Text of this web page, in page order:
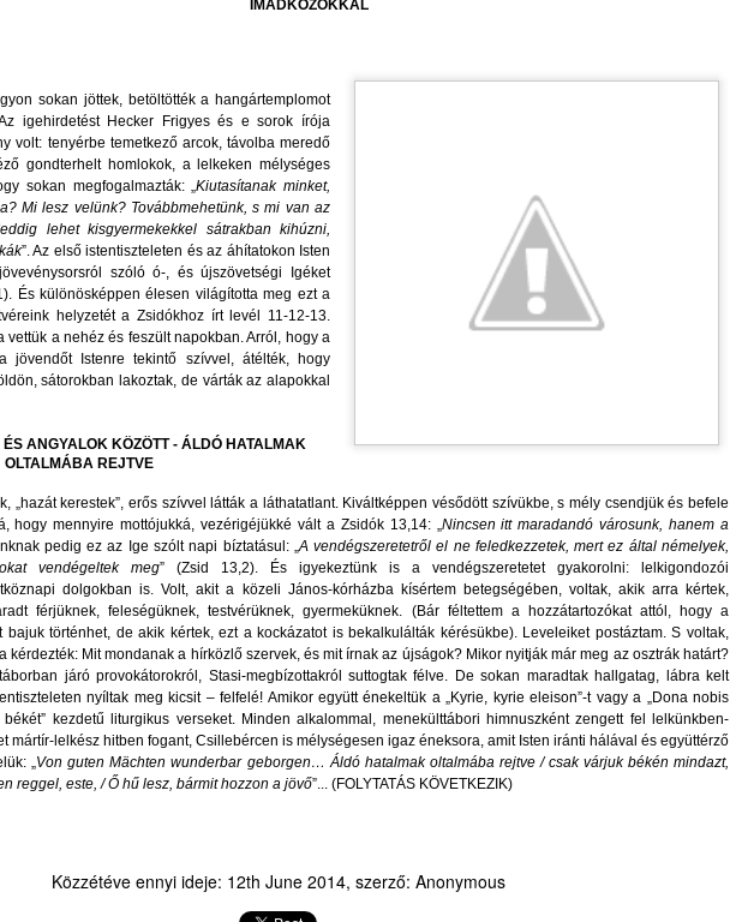
IMÁDKOZÓKKAL
sokan jöttek, betöltötték a hangártemplomot
igehirdetést Hecker Frigyes és e sorok írója
volt: tenyérbe temetkező arcok, távolba meredő
gondterhelt homlokok, a lelkeken mélységes
sokan megfogalmazták: „Kiutasítanak minket,
Mi lesz velünk? Továbbmehetünk, s mi van az
lehet kisgyermekekkel sátrakban kihúzni,
”. Az első istentiszteleten és az áhítatokon Isten
szóló ó-, és újszövetségi Igéket
És különösképpen élesen világította meg ezt a
helyzetét a Zsidókhoz írt levél 11-12-13.
vettük a nehéz és feszült napokban. Arról, hogy a
jövendőt Istenre tekintő szívvel, átélték, hogy
sátorokban lakoztak, de várták az alapokkal
ÉS ANGYALOK KÖZÖTT - ÁLDÓ HATALMAK
OLTALMÁBA REJTVE
„hazát kerestek”, erős szívvel látták a láthatatlant. Kiváltképpen vésődött szívükbe, s mély csendjük és befele
hogy mennyire mottójukká, vezérigéjükké vált a Zsidók 13,14: „Nincsen itt maradandó városunk, hanem a
pedig ez az Ige szólt napi bíztatásul: „A vendégszeretetről el ne feledkezzetek, mert ez által némelyek,
vendégeltek meg” (Zsid 13,2). És igyekeztünk is a vendégszeretetet gyakorolni: lelkigondozói
dolgokban is. Volt, akit a közeli János-kórházba kísértem betegségében, voltak, akik arra kértek,
férjüknek, feleségüknek, testvérüknek, gyermeküknek. (Bár féltettem a hozzátartozókat attól, hogy a
bajuk történhet, de akik kértek, ezt a kockázatot is bekalkulálták kérésükbe). Leveleiket postáztam. S voltak,
kérdezték: Mit mondanak a hírközlő szervek, és mit írnak az újságok? Mikor nyitják már meg az osztrák határt?
járó provokátorokról, Stasi-megbízottakról suttogtak félve. De sokan maradtak hallgatag, lábra kelt
nyíltak meg kicsit – felfelé! Amikor együtt énekeltük a „Kyrie, kyrie eleison”-t vagy a „Dona nobis
békét” kezdetű liturgikus verseket. Minden alkalommal, menekülttábori himnuszként zengett fel lelkünkben-
mártír-lelkész hitben fogant, Csillebércen is mélységesen igaz éneksora, amit Isten iránti hálával és együttérző
„Von guten Mächten wunderbar geborgen… Áldó hatalmak oltalmába rejtve / csak várjuk békén mindazt,
reggel, este, / Ő hű lesz, bármit hozzon a jövő”... (FOLYTATÁS KÖVETKEZIK)
Közzétéve ennyi ideje: 12th June 2014, szerző: Anonymous
egy vasárnapon legyen könyörgés és hálaadás
prédikátorokért
van alkalom és idő a gyülekezetekben, az Ige
4,2)
titeket hallgat, engem hallgat, és aki titeket megvet,
vet meg; és aki engem vet meg, azt veti meg,
engem elküldött
10,16)
Reformatus
egy vasárnapon legyen könyörgés és hálaadás
van alkalom és idő a gyülekezetekben, az Ige
TESTVÉRI SZÓ TŐKÉS LÁSZLÓHOZ TUSVÁNYOSI
BESZÉDE ÉS A REFORMÁTUS EMLÉKEZET-
KULTÚRA KAPCSÁN
SZÓ TŐKÉS LÁSZLÓHOZ
BESZÉDE ÉS A REFORMÁTUS
KULTÚRA KAPCSÁN
Püspök Úr!
hogy elemző, történet-antropológiai, történetteológiai
megszólaló-megszólító tusványosi beszédére az
INTELLIGENCIA ETIKUS VISZONYÁÉRT?
VISZONYÁÉRT?
technológia hálót sző,
Lélek azonban szabadságot ad.
az idő, hogy uralkodjunk az eszközeink felett,
azok uralkodnának rajtunk.”
elején elektronikus kötet formájában megjelenik e sorok írója
első kötete. A sorozat címe: A digitális túlélés
– teológiai stratégiai vázlat a jövőért.
LETTERA DOXOLOGICA --- ISTENT MAGASZTALÓ
ŐSZINTE, NYÍLT LEVÉL
DOXOLOGICA
LEVÉL